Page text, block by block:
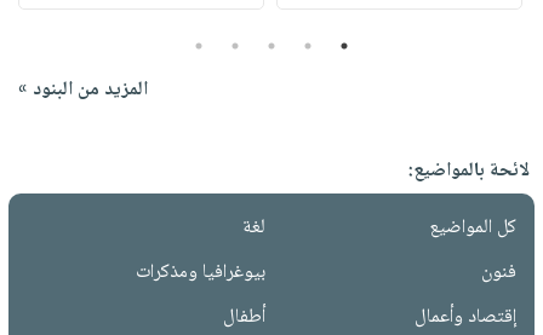
1
2
3
4
5
المزيد من البنود »
لائحة بالمواضيع:
كل المواضيع
لغة
فنون
بيوغرافيا ومذكرات
إقتصاد وأعمال
أطفال